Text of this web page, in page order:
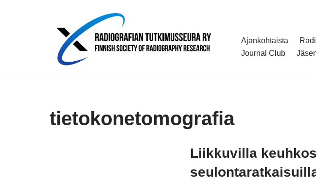
Ajankohtaista
Journal Club
tietokonetomografia
Liikkuvilla